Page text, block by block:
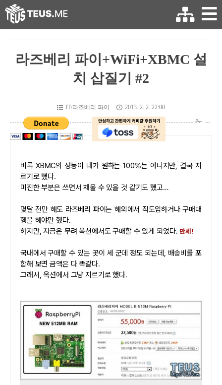
라즈베리 파이+WiFi+XBMC 설
치 삽질기 #2
IT/라즈베리 파이 2013. 2. 2. 22:00
비록 XBMC의 성능이 내가 원하는 100%는 아니지만, 결국 지
르기로 했다.
미진한 부분은 쓰면서 채울 수 있을 것 같기도 했고…
몇달 전만 해도 라즈베리 파이는 해외에서 직도입하거나 구매대
행을 해야만 했다.
하지만, 지금은 무려 옥션에서도 구매할 수 있게 되었다. 만세!
국내에서 구매할 수 있는 곳이 세 군데 정도 되는데, 배송비를 포
함해 보면 금액은 다 똑같다.
그래서, 옥션에서 그냥 지르기로 했다.